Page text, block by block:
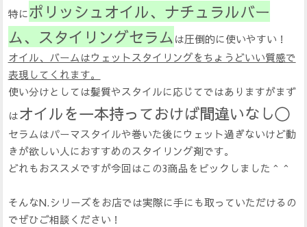
特にポリッシュオイル、ナチュラルバー
ム、スタイリングセラム は圧倒的に使いやすい！
オイル、バームはウェットスタイリングをちょうどいい質感で
表現してくれます。
使い分けとしては髪質やスタイルに応じてではありますがまず
はオイルを一本持っておけば間違いなし〇
セラムはパーマスタイルや巻いた後にウェット過ぎないけど動
きが欲しい人におすすめのスタイリング剤です。
どれもおススメですが今回はこの3商品をピックしました＾＾
そんなN.シリーズをお店では実際に手にも取っていただけるの
でぜひご相談ください！